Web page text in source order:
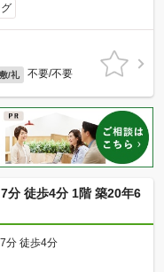
敷/礼 不要/不要
分 徒歩4分 1階 築20年6
分 徒歩4分